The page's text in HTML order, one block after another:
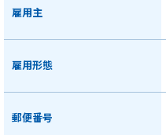
雇用主
雇用形態
郵便番号